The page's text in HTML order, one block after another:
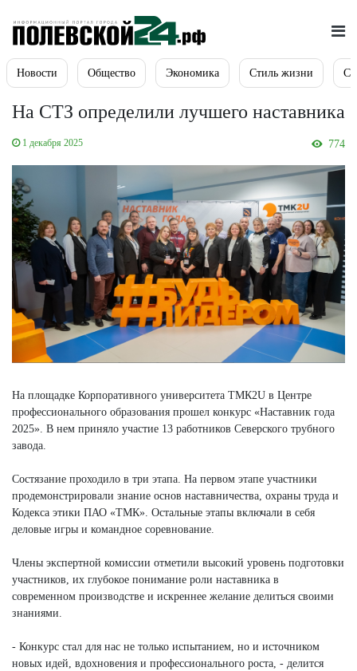
Новости Общество Экономика Стиль жизни
На СТЗ определили лучшего наставника
1 декабря 2025 774
На площадке Корпоративного университета ТМК2U в Центре
профессионального образования прошел конкурс «Наставник года
2025». В нем приняло участие 13 работников Северского трубного
завода.
Состязание проходило в три этапа. На первом этапе участники
продемонстрировали знание основ наставничества, охраны труда и
Кодекса этики ПАО «ТМК». Остальные этапы включали в себя
деловые игры и командное соревнование.
Члены экспертной комиссии отметили высокий уровень подготовки
участников, их глубокое понимание роли наставника в
современном производстве и искреннее желание делиться своими
знаниями.
- Конкурс стал для нас не только испытанием, но и источником
новых идей, вдохновения и профессионального роста, - делится